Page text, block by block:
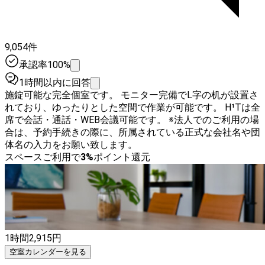
9,054件
承認率100%
1時間以内に回答
施錠可能な完全個室です。 モニター完備でL字の机が設置さ
れており、ゆったりとした空間で作業が可能です。 H¹Tは全
席で会話・通話・WEB会議可能です。 ※法人でのご利用の場
合は、予約手続きの際に、所属されている正式な会社名や団
体名の入力をお願い致します。
スペースご利用で3%ポイント還元
1時間2,915円
空室カレンダーを見る